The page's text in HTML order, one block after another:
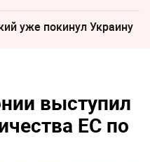
уже покинул Украину
выступил
ЕС по